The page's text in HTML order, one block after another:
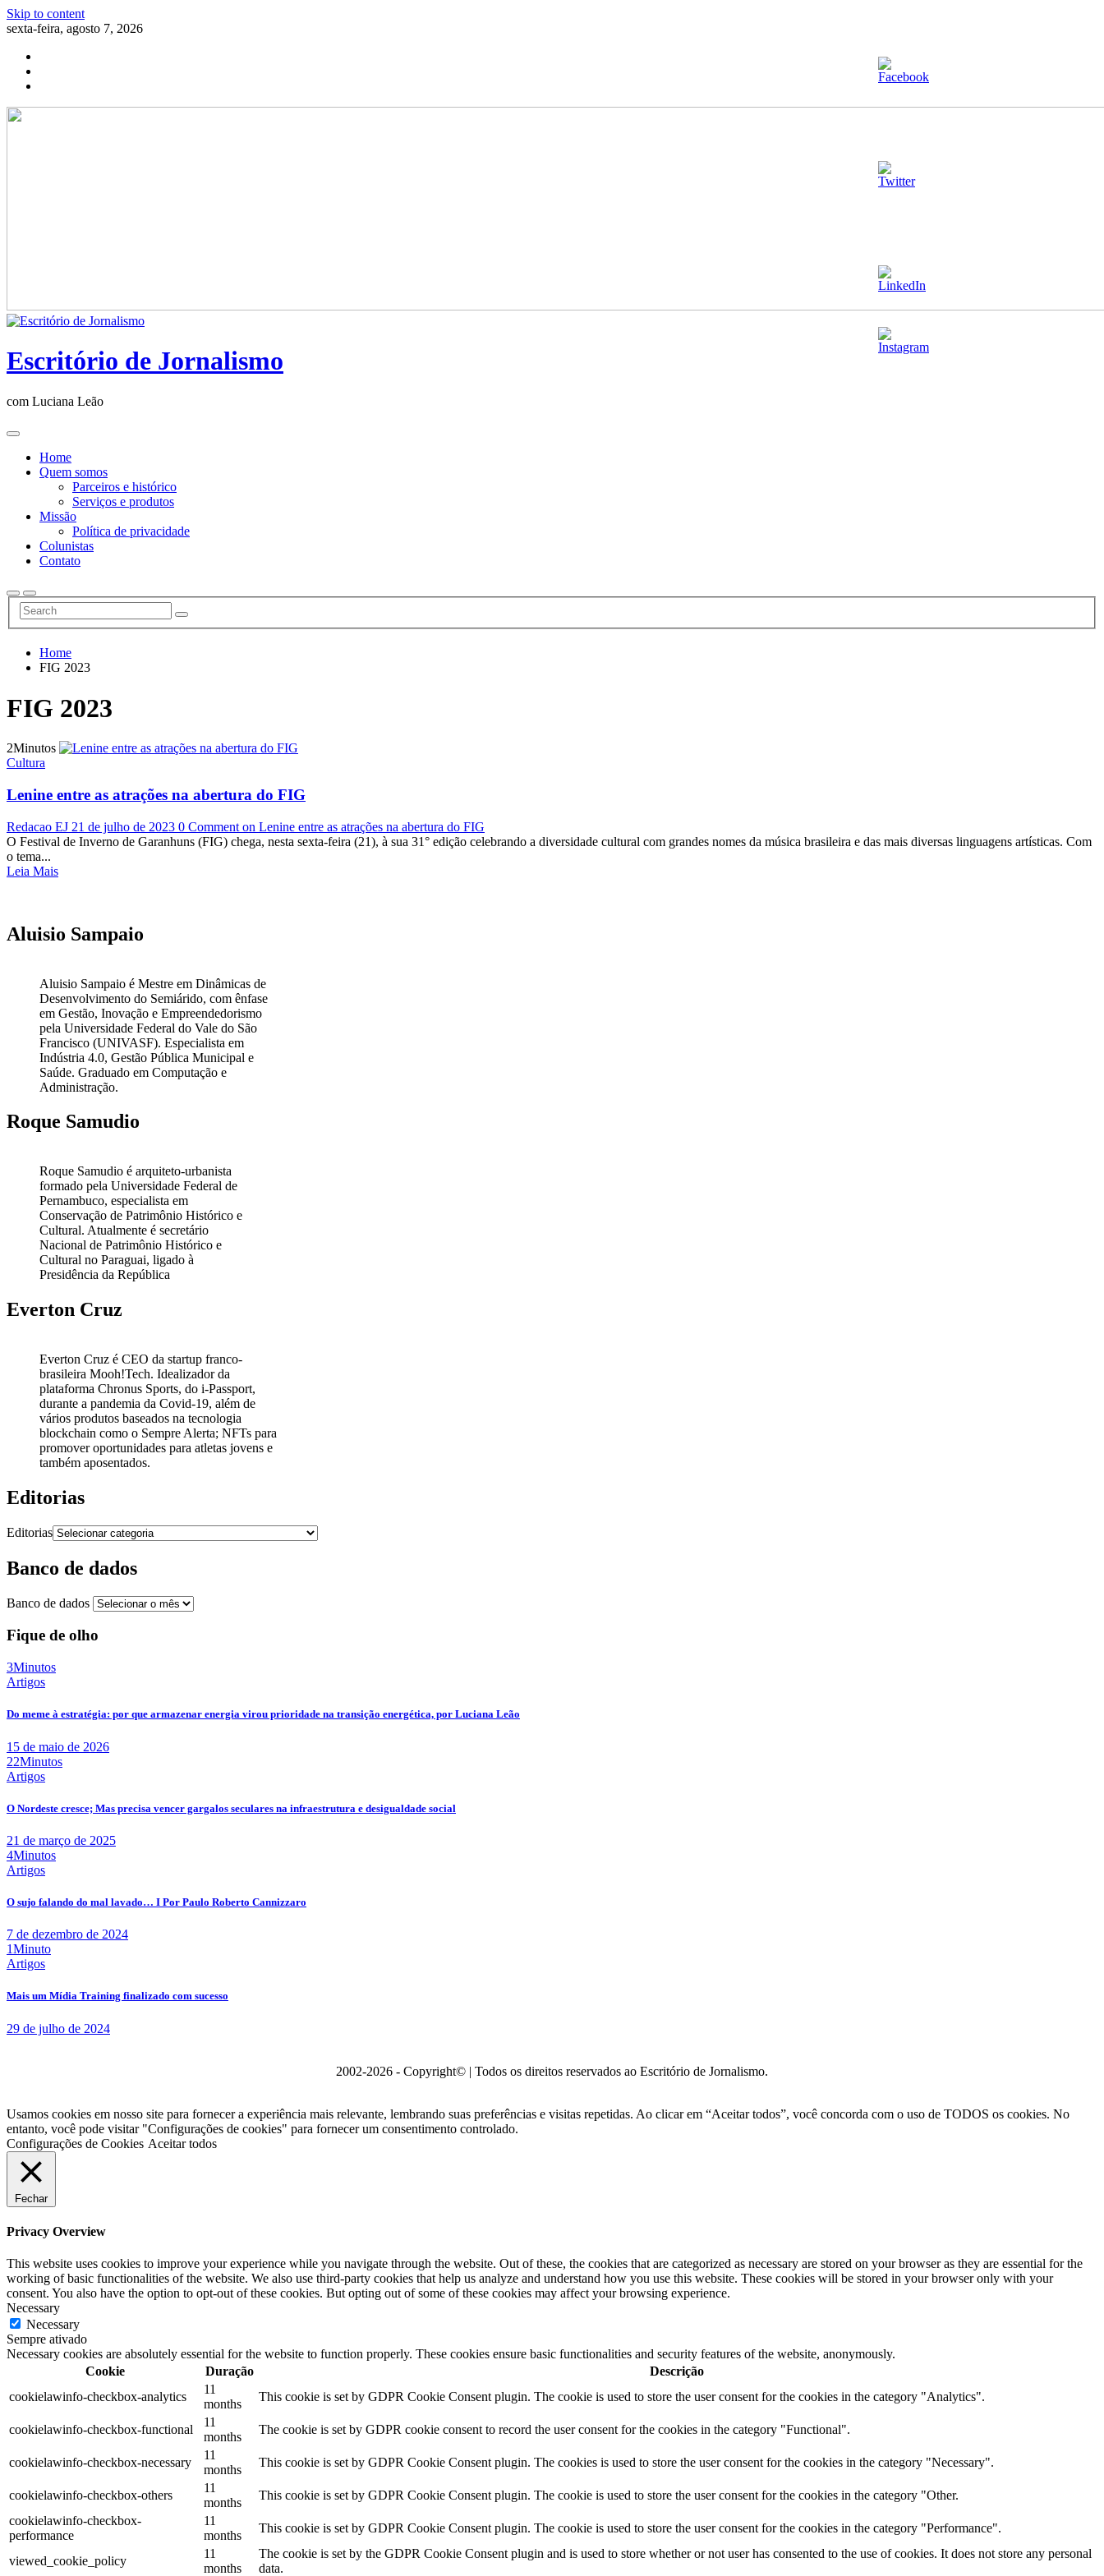
Skip to content
sexta-feira, agosto 7, 2026
Escritório de Jornalismo
com Luciana Leão
Home
Quem somos
Parceiros e histórico
Serviços e produtos
Missão
Política de privacidade
Colunistas
Contato
Home
FIG 2023
FIG 2023
2Minutos
Cultura
Lenine entre as atrações na abertura do FIG
Redacao EJ 21 de julho de 2023 0 Comment on Lenine entre as atrações na abertura do FIG
O Festival de Inverno de Garanhuns (FIG) chega, nesta sexta-feira (21), à sua 31° edição celebrando a diversidade cultural com grandes nomes da música brasileira e das mais diversas linguagens artísticas. Com
o tema...
Leia Mais
Aluisio Sampaio
Aluisio Sampaio é Mestre em Dinâmicas de
Desenvolvimento do Semiárido, com ênfase
em Gestão, Inovação e Empreendedorismo
pela Universidade Federal do Vale do São
Francisco (UNIVASF). Especialista em
Indústria 4.0, Gestão Pública Municipal e
Saúde. Graduado em Computação e
Administração.
Roque Samudio
Roque Samudio é arquiteto-urbanista
formado pela Universidade Federal de
Pernambuco, especialista em
Conservação de Patrimônio Histórico e
Cultural. Atualmente é secretário
Nacional de Patrimônio Histórico e
Cultural no Paraguai, ligado à
Presidência da República
Everton Cruz
Everton Cruz é CEO da startup franco-
brasileira Mooh!Tech. Idealizador da
plataforma Chronus Sports, do i-Passport,
durante a pandemia da Covid-19, além de
vários produtos baseados na tecnologia
blockchain como o Sempre Alerta; NFTs para
promover oportunidades para atletas jovens e
também aposentados.
Editorias
Editorias
Banco de dados
Banco de dados
Fique de olho
3Minutos
Artigos
Do meme à estratégia: por que armazenar energia virou prioridade na transição energética, por Luciana Leão
15 de maio de 2026
22Minutos
Artigos
O Nordeste cresce; Mas precisa vencer gargalos seculares na infraestrutura e desigualdade social
21 de março de 2025
4Minutos
Artigos
O sujo falando do mal lavado… I Por Paulo Roberto Cannizzaro
7 de dezembro de 2024
1Minuto
Artigos
Mais um Mídia Training finalizado com sucesso
29 de julho de 2024
2002-2026 - Copyright© | Todos os direitos reservados ao Escritório de Jornalismo.
Usamos cookies em nosso site para fornecer a experiência mais relevante, lembrando suas preferências e visitas repetidas. Ao clicar em “Aceitar todos”, você concorda com o uso de TODOS os cookies. No
entanto, você pode visitar "Configurações de cookies" para fornecer um consentimento controlado.
Configurações de Cookies Aceitar todos
Fechar
Privacy Overview
This website uses cookies to improve your experience while you navigate through the website. Out of these, the cookies that are categorized as necessary are stored on your browser as they are essential for the
working of basic functionalities of the website. We also use third-party cookies that help us analyze and understand how you use this website. These cookies will be stored in your browser only with your
consent. You also have the option to opt-out of these cookies. But opting out of some of these cookies may affect your browsing experience.
Necessary
Necessary
Sempre ativado
Necessary cookies are absolutely essential for the website to function properly. These cookies ensure basic functionalities and security features of the website, anonymously.
Cookie
Duração
Descrição
cookielawinfo-checkbox-analytics
11
months
This cookie is set by GDPR Cookie Consent plugin. The cookie is used to store the user consent for the cookies in the category "Analytics".
cookielawinfo-checkbox-functional
11
months
The cookie is set by GDPR cookie consent to record the user consent for the cookies in the category "Functional".
cookielawinfo-checkbox-necessary
11
months
This cookie is set by GDPR Cookie Consent plugin. The cookies is used to store the user consent for the cookies in the category "Necessary".
cookielawinfo-checkbox-others
11
months
This cookie is set by GDPR Cookie Consent plugin. The cookie is used to store the user consent for the cookies in the category "Other.
cookielawinfo-checkbox-
performance
11
months
This cookie is set by GDPR Cookie Consent plugin. The cookie is used to store the user consent for the cookies in the category "Performance".
viewed_cookie_policy
11
months
The cookie is set by the GDPR Cookie Consent plugin and is used to store whether or not user has consented to the use of cookies. It does not store any personal
data.